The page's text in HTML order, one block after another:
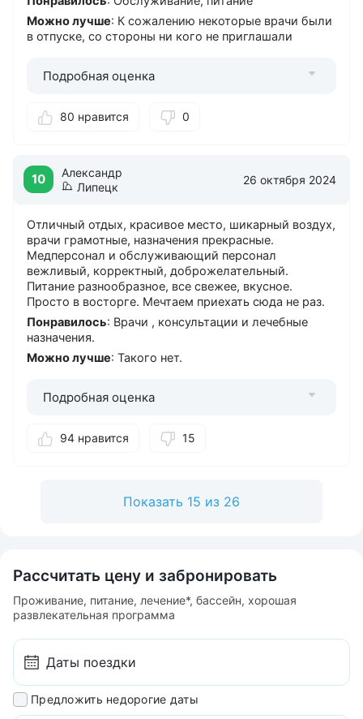
Можно лучше: К сожалению некоторые врачи были
в отпуске, со стороны ни кого не приглашали
Подробная оценка
80 нравится 0
10
Александр
Липецк
26 октября 2024
Отличный отдых, красивое место, шикарный воздух,
врачи грамотные, назначения прекрасные.
Медперсонал и обслуживающий персонал
вежливый, корректный, доброжелательный.
Питание разнообразное, все свежее, вкусное.
Просто в восторге. Мечтаем приехать сюда не раз.
Понравилось: Врачи , консультации и лечебные
назначения.
Можно лучше: Такого нет.
Подробная оценка
94 нравится 15
Показать 15 из 26
Рассчитать цену и забронировать
Проживание, питание, лечение*, бассейн, хорошая
развлекательная программа
Предложить недорогие даты